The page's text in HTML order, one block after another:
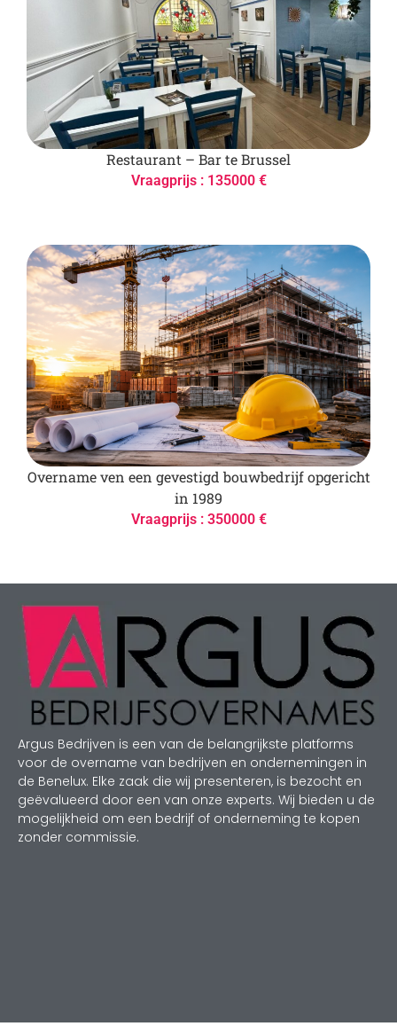
Restaurant – Bar te Brussel
Vraagprijs : 135000 €
Overname ven een gevestigd bouwbedrijf opgericht
in 1989
Vraagprijs : 350000 €
Argus Bedrijven is een van de belangrijkste platforms
voor de overname van bedrijven en ondernemingen in
de Benelux. Elke zaak die wij presenteren, is bezocht en
geëvalueerd door een van onze experts. Wij bieden u de
mogelijkheid om een bedrijf of onderneming te kopen
zonder commissie.